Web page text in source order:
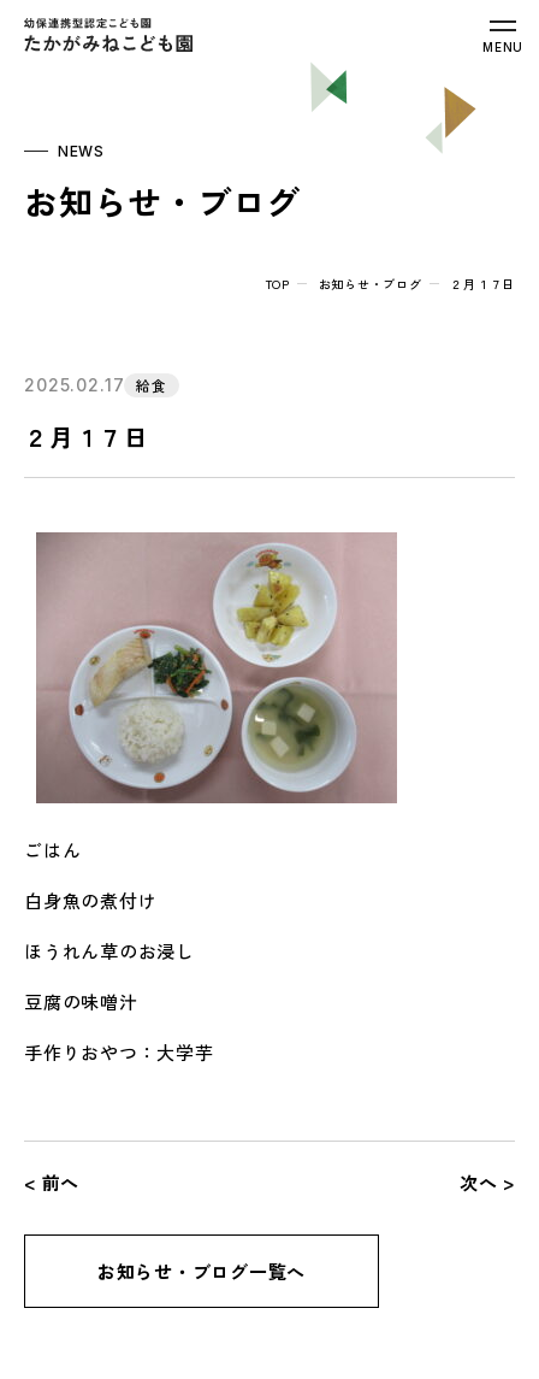
幼保連携型認定こども園 たかがみねこ
MENU
NEWS
お知らせ・ブログ
TOP お知らせ・ブログ ２月１７日
2025.02.17 給食
２月１７日
ごはん
白身魚の煮付け
ほうれん草のお浸し
豆腐の味噌汁
手作りおやつ：大学芋
< 前へ 次へ >
お知らせ・ブログ一覧へ